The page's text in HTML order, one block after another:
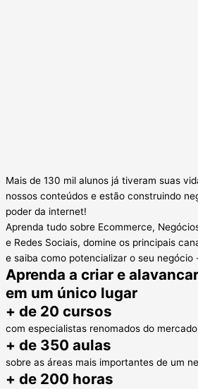
Mais de 130 mil alunos já tiveram suas
nossos conteúdos e estão construindo
poder da internet!
Aprenda tudo sobre Ecommerce,
e Redes Sociais, domine os principais
e saiba como potencializar o seu negócio
Aprenda a criar e
em um único lugar
+ de 20 cursos
com especialistas renomados do mercado
+ de 350 aulas
sobre as áreas mais importantes de um
+ de 200 horas